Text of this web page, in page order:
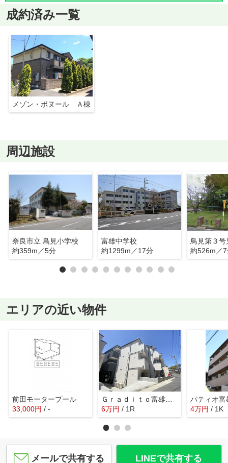
成約済み一覧
メゾン・ボヌール Ａ棟
周辺施設
奈良市立 鳥見小学校
約359m／5分
富雄中学校
約1299m／17分
鳥見第３号
約526m／
エリアの近い物件
前田モータープール
33,000円 / -
Ｇｒａｄｉｔｏ富雄駅前
6万円 / 1R
パティオ富
4万円 / 1K
メールで共有する LINEで共有する